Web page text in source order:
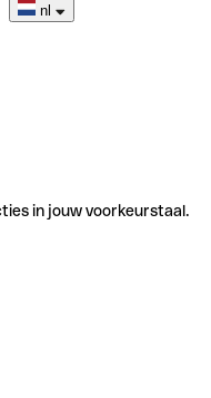
nl
in jouw voorkeurstaal.